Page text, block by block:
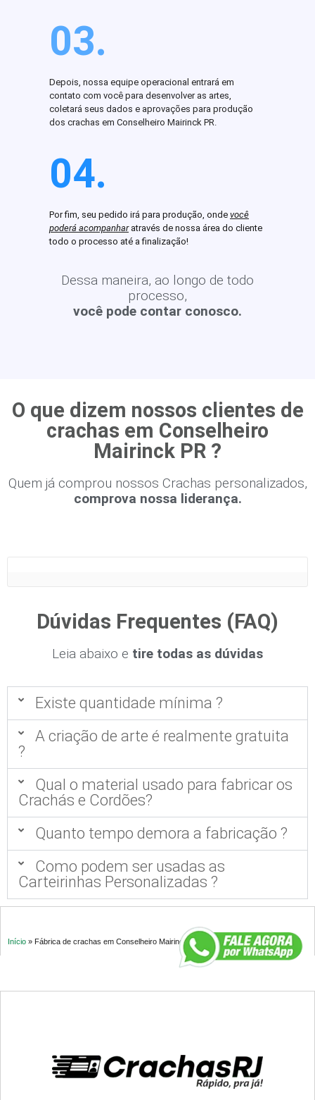
03.
Depois, nossa equipe operacional entrará em
contato com você para desenvolver as artes,
coletará seus dados e aprovações para produção
dos crachas em Conselheiro Mairinck PR.
04.
Por fim, seu pedido irá para produção, onde você
poderá acompanharatravés de nossa área do cliente
todo o processo até a finalização!
Dessa maneira, ao longo de todo
processo,
você pode contar conosco.
O que dizem nossos clientes de
crachas em Conselheiro
Mairinck PR ?
Quem já comprou nossos Crachas personalizados,
comprova nossa liderança.
Dúvidas Frequentes (FAQ)
Leia abaixo e tire todas as dúvidas
Existe quantidade mínima ?
A criação de arte é realmente gratuita
?
Qual o material usado para fabricar os
Crachás e Cordões?
Quanto tempo demora a fabricação ?
Como podem ser usadas as
Carteirinhas Personalizadas ?
Início » Fábrica de crachas em Conselheiro Mairinck PR